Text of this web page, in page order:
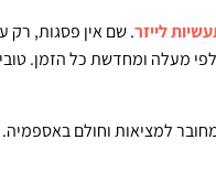
לייזר. שם אין פסגות, רק
מעלה ומחדשת כל הזמן.
למציאות וחולם באספמיה.